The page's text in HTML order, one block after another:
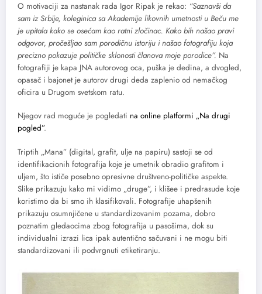
O motivaciji za nastanak rada Igor Ripak je rekao: “Saznavši da
sam iz Srbije, koleginica sa Akademije likovnih umetnosti u Beču me
je upitala kako se osećam kao ratni zločinac. Kako bih našao pravi
odgovor, pročešljao sam porodičnu istoriju i našao fotografiju koja
precizno pokazuje političke sklonosti članova moje porodice”. Na
fotografiji je kapa JNA autorovog oca, puška je dedina, a dvogled,
opasač i bajonet je autorov drugi deda zaplenio od nemačkog
oficira u Drugom svetskom ratu.
Njegov rad moguće je pogledati na online platformi „Na drugi
pogled”.
Triptih „Mana” (digital, grafit, ulje na papiru) sastoji se od
identifikacionih fotografija koje je umetnik obradio grafitom i
uljem, što ističe posebno opresivne društveno-političke aspekte.
Slike prikazuju kako mi vidimo „druge”, i klišee i predrasude koje
koristimo da bi smo ih klasifikovali. Fotografije uhapšenih
prikazuju osumnjičene u standardizovanim pozama, dobro
poznatim gledaocima zbog fotografija u pasošima, dok su
individualni izrazi lica ipak autentično sačuvani i ne mogu biti
standardizovani ili podvrgnuti etiketiranju.